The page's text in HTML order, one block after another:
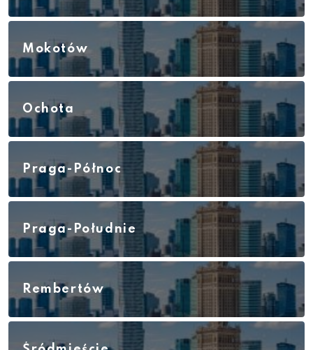
Mokotów
Ochota
Praga-Północ
Praga-Południe
Rembertów